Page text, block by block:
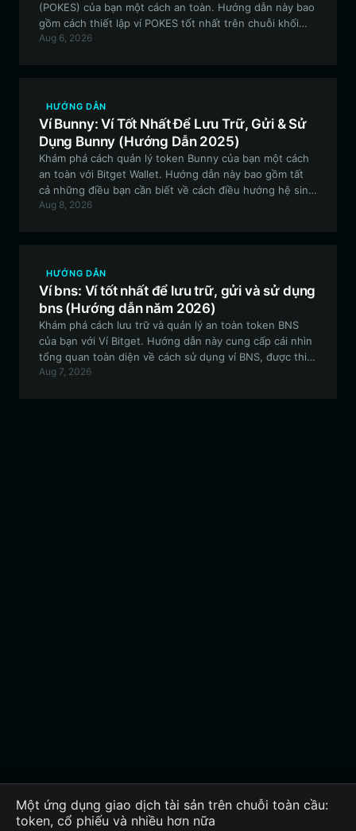
(POKES) của bạn một cách an toàn. Hướng dẫn này bao
gồm cách thiết lập ví POKES tốt nhất trên chuỗi khối
Solana để tham gia vào việc tích hợp RWA và các NFT
Aug 6, 2026
HƯỚNG DẪN
Ví Bunny: Ví Tốt Nhất Để Lưu Trữ, Gửi & Sử
Dụng Bunny (Hướng Dẫn 2025)
Khám phá cách quản lý token Bunny của bạn một cách
an toàn với Bitget Wallet. Hướng dẫn này bao gồm tất
cả những điều bạn cần biết về cách điều hướng hệ sinh
thái Solana, bảo mật tài sản của bạn và tham gia vào các
Aug 8, 2026
HƯỚNG DẪN
Ví bns: Ví tốt nhất để lưu trữ, gửi và sử dụng
bns (Hướng dẫn năm 2026)
Khám phá cách lưu trữ và quản lý an toàn token BNS
của bạn với Ví Bitget. Hướng dẫn này cung cấp cái nhìn
tổng quan toàn diện về cách sử dụng ví BNS, được thiết
kế dành cho các nhà giao dịch đang khám phá hệ sinh
Aug 7, 2026
Một ứng dụng giao dịch tài sản trên chuỗi toàn cầu:
token, cổ phiếu và nhiều hơn nữa